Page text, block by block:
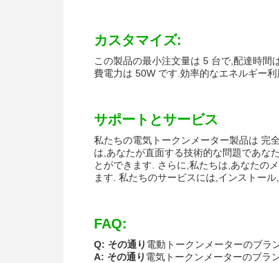
カスタマイズ:
この製品の最小注文量は 5 台で,配達時
費電力は 50W です.効率的なエネルギー
サポートとサービス
私たちの電気トークンメーター製品は 完
は,あなたが直面する技術的な問題であな
とができます. さらに,私たちは,あなたの
ます. 私たちのサービスには,インストー
FAQ:
Q: その通り 電動トークンメーターのブラ
A: その通り 電気トークンメーターのブラ